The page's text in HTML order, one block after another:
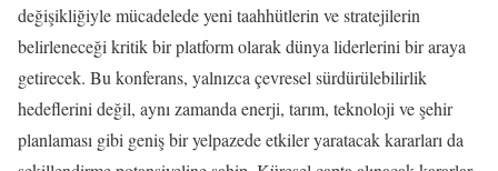
değişikliğiyle mücadelede yeni taahhütlerin ve stratejilerin
belirleneceği kritik bir platform olarak dünya liderlerini bir araya
getirecek. Bu konferans, yalnızca çevresel sürdürülebilirlik
hedeflerini değil, aynı zamanda enerji, tarım, teknoloji ve şehir
planlaması gibi geniş bir yelpazede etkiler yaratacak kararları da